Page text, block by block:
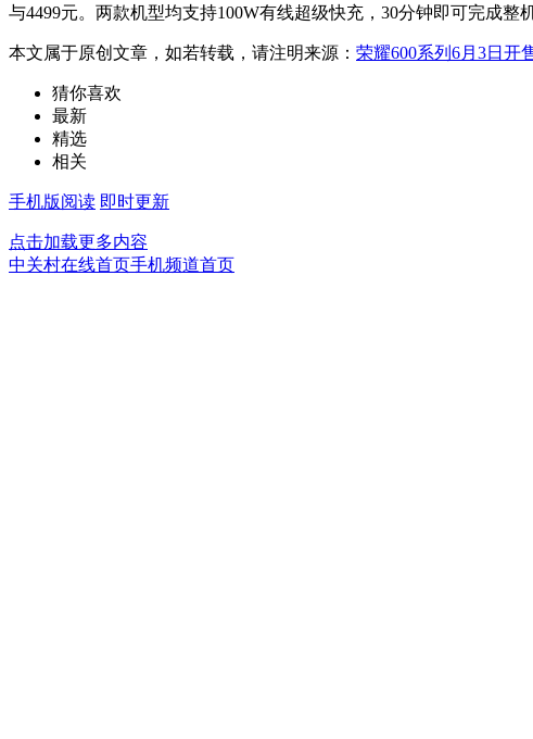
与4499元。两款机型均支持100W有线超级快充，30分钟即可完成整
本文属于原创文章，如若转载，请注明来源： 荣耀600系列6月3日开
猜你喜欢
最新
精选
相关
手机版阅读 即时更新
点击加载更多内容
中关村在线首页手机频道首页